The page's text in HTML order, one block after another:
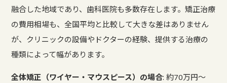
融合した地域であり、歯科医院も多数存在します。矯正治療
の費用相場も、全国平均と比較して大きな差はありません
が、クリニックの設備やドクターの経験、提供する治療の
種類によって幅があります。
全体矯正（ワイヤー・マウスピース）の場合: 約70万円～